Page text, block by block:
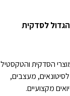
לסדקית
הסדקית והטקסטיל
מעצבים,
מקצועיים.